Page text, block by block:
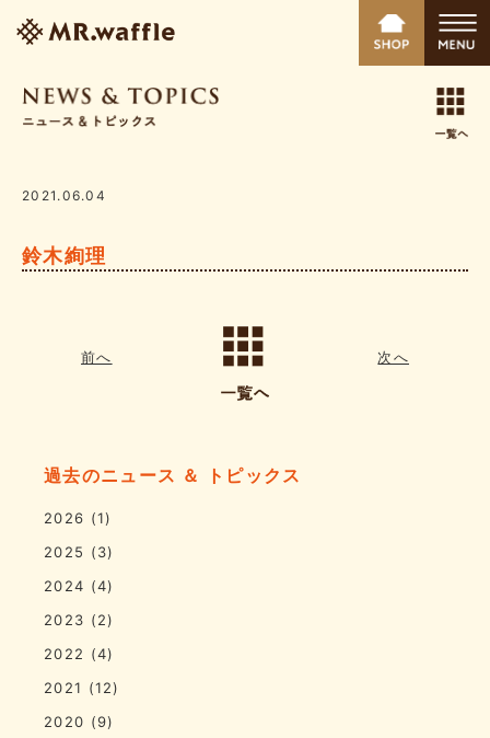
2021.06.04
鈴木絢理
前へ 次へ
過去のニュース ＆ トピックス
2026 (1)
2025 (3)
2024 (4)
2023 (2)
2022 (4)
2021 (12)
2020 (9)